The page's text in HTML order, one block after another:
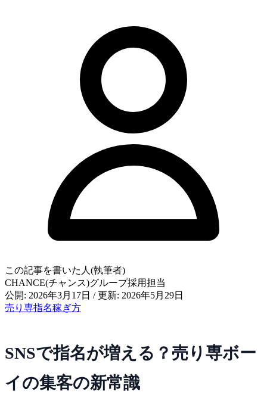
この記事を書いた人(執筆者)
CHANCE(チャンス)グループ採用担当
公開: 2026年3月17日 / 更新: 2026年5月29日
売り専指名稼ぎ方
SNSで指名が増える？売り専ボー
イの集客の新常識